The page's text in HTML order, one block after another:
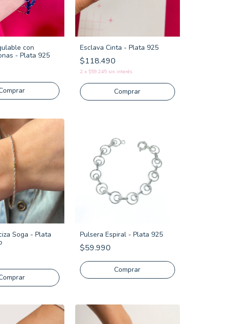
con
- Plata 925
Esclava Cinta - Plata 925
$118.490
2 x $59.245 sin interés
Comprar
Soga - Plata
Pulsera Espiral - Plata 925
$59.990
Comprar